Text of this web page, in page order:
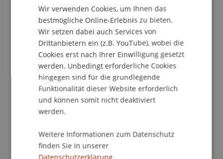
Unsere Bar auf dem Campus ist eine gute
Möglichkeit, sich jeden Donnerstagabend (ab 17
Uhr) zu treffen und den Tag mit einem Drink
auszuklingen. Im Sommer grillen wir und im
Winter gibt es Glühwein dazu.
Exklusive Kooperationen für
Studierende
Wir verwenden Cookies, um Ihnen das
bestmögliche Online-Erlebnis zu bieten.
Wir setzen dabei auch Services von
Drittanbietern ein (z.B. YouTube), wobei die
Cookies erst nach Ihrer Einwilligung gesetzt
werden. Unbedingt erforderliche Cookies
hingegen sind für die grundlegende
Funktionalität dieser Website erforderlich
und können somit nicht deaktiviert
werden.
Weitere Informationen zum Datenschutz
finden Sie in unserer
Datenschutzerklärung.